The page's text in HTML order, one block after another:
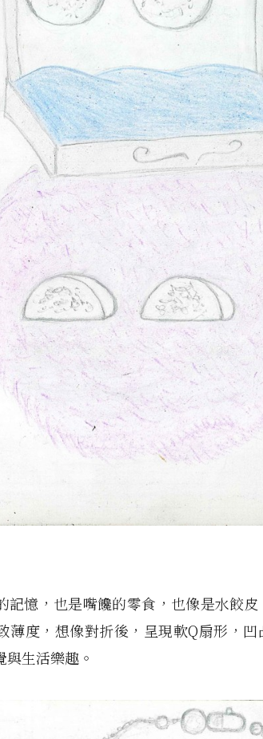
記憶，也是嘴饞的零食，也像是水餃皮
薄度，想像對折後，呈現軟Q扇形，
生活樂趣。